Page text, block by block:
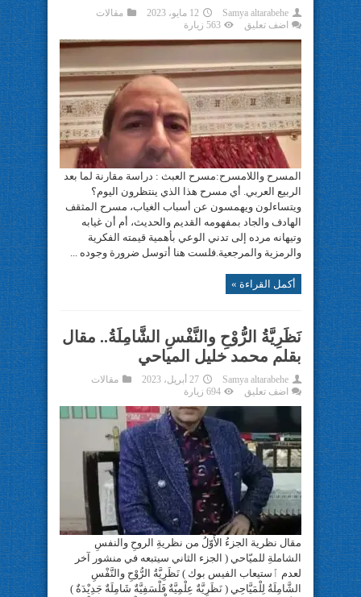
Samya altarabehe 12 مايو، 2023
مقالات
اضف تعليق
563 زيارة
المسرح واللامسرح:مسرح العبث : دراسة مقارنة لما بعد
الربيع العربي. أي مسرح هذا الذي ينتظرون اليوم؟
ويتساءلون ويهمسون عن أسباب الغياب، مسرح المثقف
الهادف والجاد بمفهومه القديم والحديث، أم أن غيابه
وتيهانه مرده إلى تدني الوعي بأهمية قيمته الفكرية
والرمزية والمرجعية.فلست هنا أتوسل ضرورة وجوده ...
أكمل القراءة »
نَظَرِيَّةُ الرُّوْحِ والنَّفْسِ الشَّامِلَةُ.. مقال
بقلم محمد خليل المياحي
Samya altarabehe 27 أبريل، 2023
مقالات
اضف تعليق
694 زيارة
مقال نظرية الجزءُ الأَوّلُ من نظريةِ الروحِ والنفسِ
الشاملةِ للميّاحي ( الجزء الثاني سيتبعه في منشور آخر
لعدم ٱستيعاب الفيس بوك ) نَظَرِيَّةُ الرُّوْحِ والنَّفْسِ
الشَّامِلَةُ لِلْمَيَّاحِي ( نَظَرِيَّةٌ عِلْمِيَّةٌ فَلْسَفِيَّةٌ شَامِلَةٌ جَدِيْدَةٌ )